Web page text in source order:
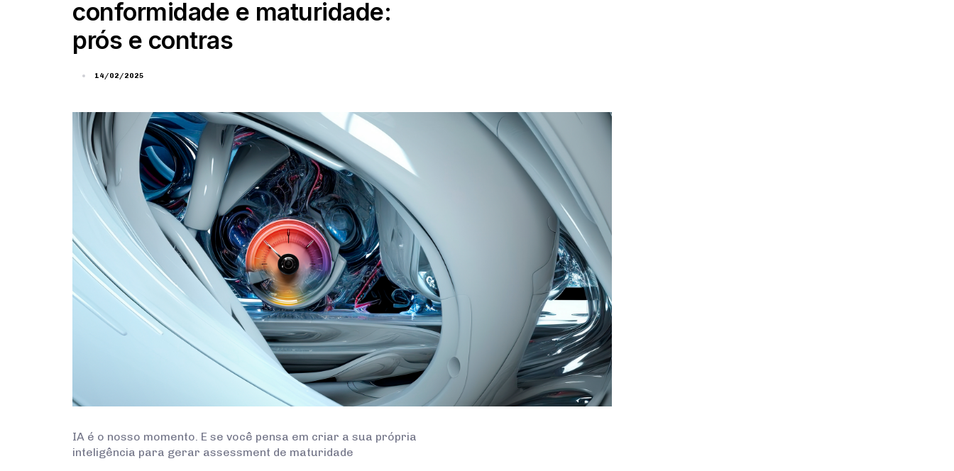
conformidade e maturidade:
prós e contras
14/02/2025
IA é o nosso momento. E se você pensa em criar a sua própria
inteligência para gerar assessment de maturidade